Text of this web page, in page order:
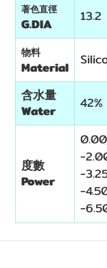
著色直徑
G.DIA 13.2
物料
Material
含水量
Water
42%
度數
Power
-
-
-
-